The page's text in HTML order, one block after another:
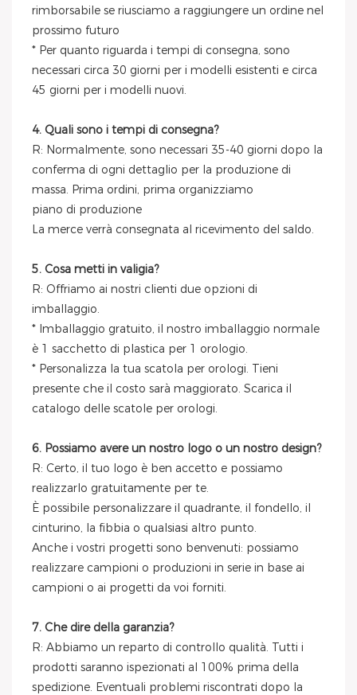
rimborsabile se riusciamo a raggiungere un ordine nel
prossimo futuro
* Per quanto riguarda i tempi di consegna, sono
necessari circa 30 giorni per i modelli esistenti e circa
45 giorni per i modelli nuovi.
4. Quali sono i tempi di consegna?
R: Normalmente, sono necessari 35-40 giorni dopo la
conferma di ogni dettaglio per la produzione di
massa. Prima ordini, prima organizziamo
piano di produzione
La merce verrà consegnata al ricevimento del saldo.
5. Cosa metti in valigia?
R: Offriamo ai nostri clienti due opzioni di
imballaggio.
* Imballaggio gratuito, il nostro imballaggio normale
è 1 sacchetto di plastica per 1 orologio.
* Personalizza la tua scatola per orologi. Tieni
presente che il costo sarà maggiorato. Scarica il
catalogo delle scatole per orologi.
6. Possiamo avere un nostro logo o un nostro design?
R: Certo, il tuo logo è ben accetto e possiamo
realizzarlo gratuitamente per te.
È possibile personalizzare il quadrante, il fondello, il
cinturino, la fibbia o qualsiasi altro punto.
Anche i vostri progetti sono benvenuti: possiamo
realizzare campioni o produzioni in serie in base ai
campioni o ai progetti da voi forniti.
7. Che dire della garanzia?
R: Abbiamo un reparto di controllo qualità. Tutti i
prodotti saranno ispezionati al 100% prima della
spedizione. Eventuali problemi riscontrati dopo la